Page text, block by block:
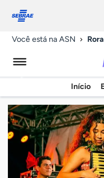
conosco
Você está na ASN
Início